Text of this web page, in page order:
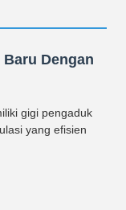
Dengan
gigi pengaduk
yang efisien